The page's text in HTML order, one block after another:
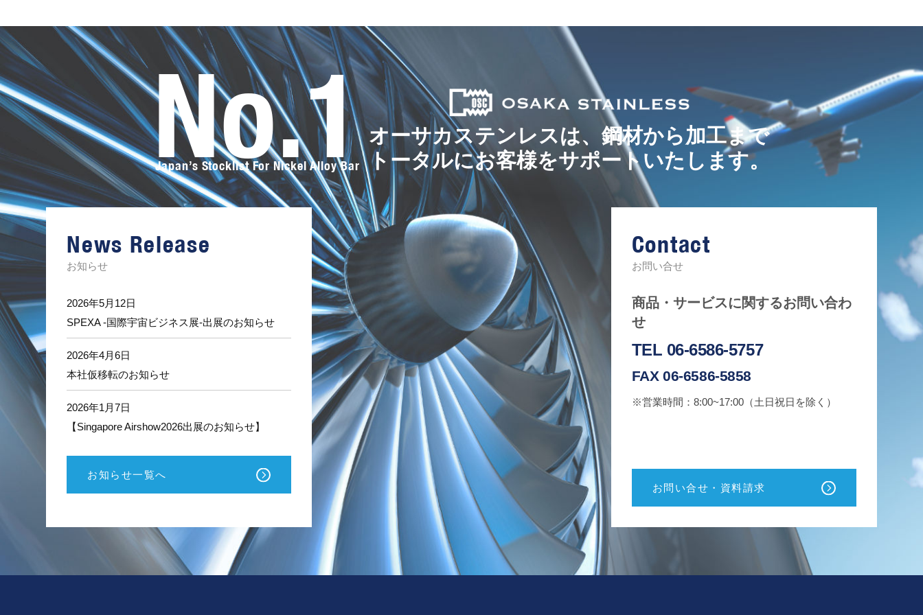
オ
ー
サ
テ
ン
タ
ル
ー
ト
No.1
Japan’s Stocklist For Nickel Alloy Bar
オーサカステンレスは、鋼材から加工まで
トータルにお客様をサポートいたします。
News Release
お知らせ
2026年5月12日
SPEXA -国際宇宙ビジネス展-出展のお知らせ
2026年4月6日
本社仮移転のお知らせ
2026年1月7日
【Singapore Airshow2026出展のお知らせ】
お知らせ一覧へ
F
a
c
e
b
o
o
k
Contact
お問い合せ
商品・サービスに関するお問い合わ
せ
TEL 06-6586-5757
FAX 06-6586-5858
※営業時間：8:00~17:00（土日祝日を除く）
お問い合せ・資料請求